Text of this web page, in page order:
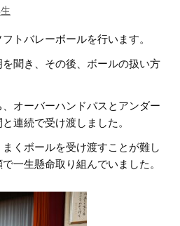
トバレーボールを行います。
聞き、その後、ボールの扱い方
オーバーハンドパスとアンダー
連続で受け渡しました。
くボールを受け渡すことが難し
一生懸命取り組んでいました。